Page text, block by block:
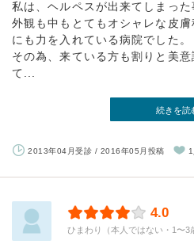
私は、ヘルペスが出来てしまった
外観も中もとてもオシャレな皮
にも力を入れている病院でした。
その為、来ている方も割りと美
て...
続きを読
2013年04月受診 / 2016年05月投稿
4.0
ひまわり（本人ではない・1〜3